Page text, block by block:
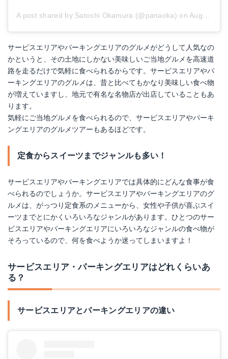
A post shared by Satoshi Okamura (@panaoka) on Aug 17, 2018 at 3:36am PDT
サービスエリアやパーキングエリアのグルメがどうして人気なの
かというと、その土地にしかない美味しいご当地グルメを高速道
路を走るだけで気軽に食べられるからです。サービスエリアやパ
ーキングエリアのグルメは、昔と比べてもかなり美味しい食べ物
が増えていますし、地元で有名な名物店が出店していることもあ
ります。
気軽にご当地グルメを食べられるので、サービスエリアやパーキ
ングエリアのグルメツアーもあるほどです。
定食からスイーツまでジャンルも多い！
サービスエリアやパーキングエリアでは具体的にどんな食事が食
べられるのでしょうか。サービスエリアやパーキングエリアのグ
ルメは、がっつり定食系のメニューから、女性や子供が喜ぶスイ
ーツまでとにかくいろいろなジャンルがあります。ひとつのサー
ビスエリアやパーキングエリアにいろいろなジャンルの食べ物が
そろっているので、何を食べようか迷ってしまいますよ！
サービスエリア・パーキングエリアはどれくらいあ
る？
サービスエリアとパーキングエリアの違い